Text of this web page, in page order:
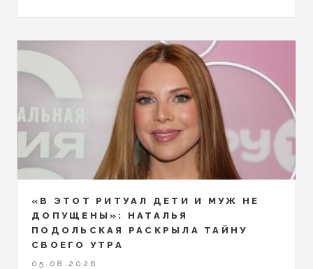
«В ЭТОТ РИТУАЛ ДЕТИ И МУЖ НЕ
ДОПУЩЕНЫ»: НАТАЛЬЯ
ПОДОЛЬСКАЯ РАСКРЫЛА ТАЙНУ
СВОЕГО УТРА
05.08.2026